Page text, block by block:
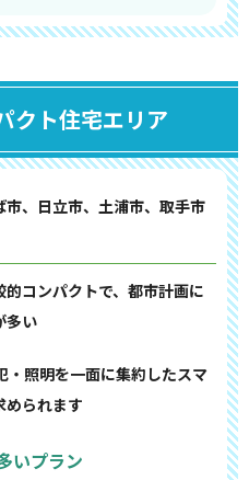
クト住宅エリア
市、日立市、土浦市、取手市
コンパクトで、都市計画に
多い
・照明を一面に集約したスマ
められます
いプラン